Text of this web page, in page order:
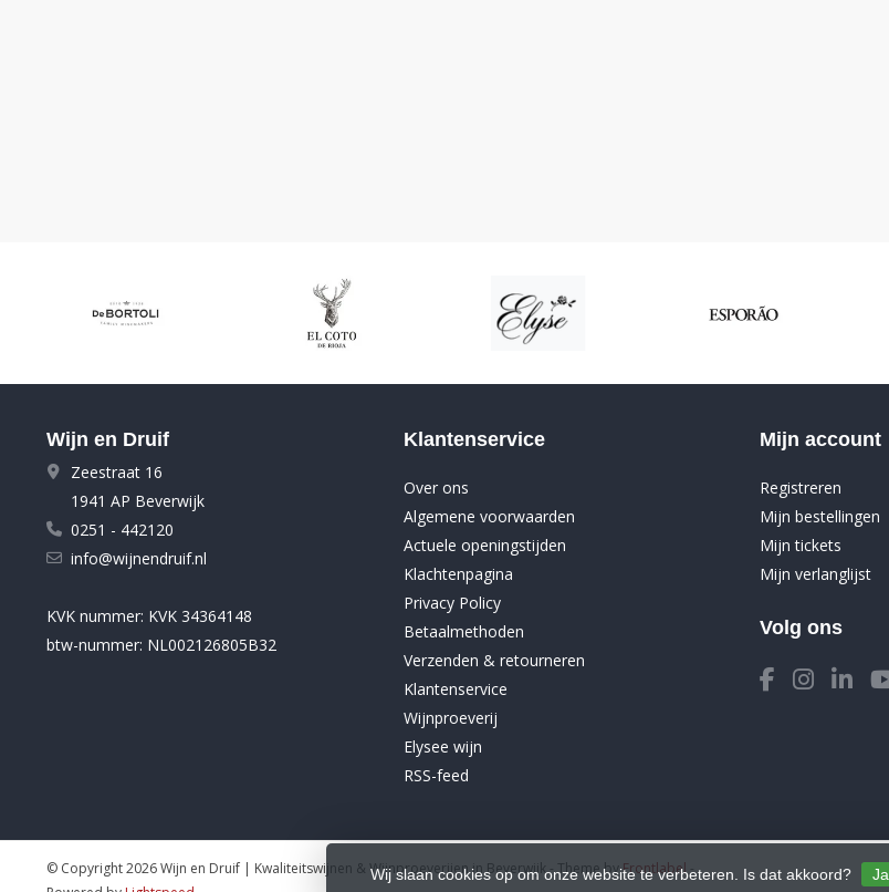
Wijn en Druif
Zeestraat 16
1941 AP Beverwijk
0251 - 442120
info@wijnendruif.nl
KVK nummer: KVK 34364148
btw-nummer: NL002126805B32
Klantenservice
Over ons
Algemene voorwaarden
Actuele openingstijden
Klachtenpagina
Privacy Policy
Betaalmethoden
Verzenden & retourneren
Klantenservice
Wijnproeverij
Elysee wijn
RSS-feed
Mijn account
Registreren
Mijn bestellingen
Mijn tickets
Mijn verlanglijst
Volg ons
Wij slaan cookies op om onze website te verbeteren. Is dat akkoord? Ja
© Copyright 2026 Wijn en Druif | Kwaliteitswijnen & Wijnproeverijen in Beverwijk- Theme byFrontlabel-